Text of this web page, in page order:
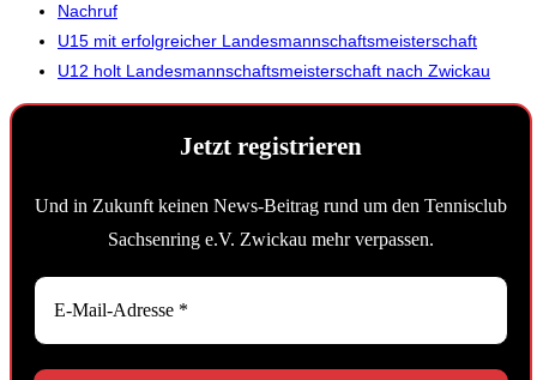
Nachruf
U15 mit erfolgreicher Landesmannschaftsmeisterschaft
U12 holt Landesmannschaftsmeisterschaft nach Zwickau
Jetzt registrieren
Und in Zukunft keinen News-Beitrag rund um den Tennisclub
Sachsenring e.V. Zwickau mehr verpassen.